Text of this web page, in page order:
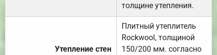
толщине утепления.
Утепление стен
Плитный утеплитель
Rockwool, толщиной
150/200 мм. согласно